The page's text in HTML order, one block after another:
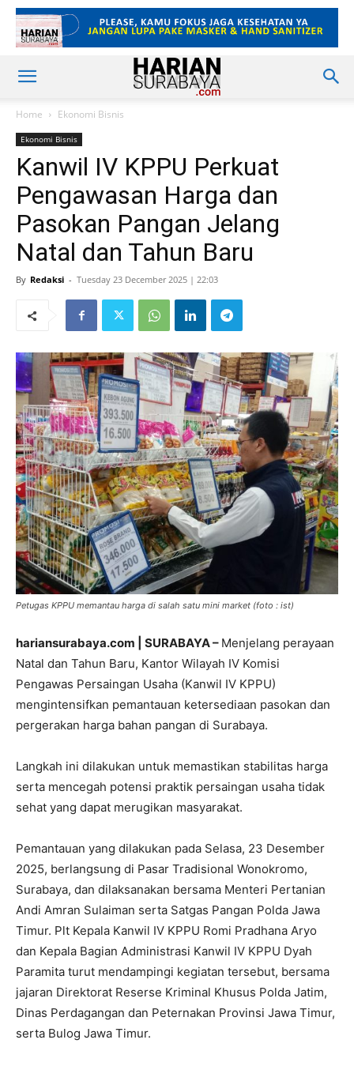
Home Ekonomi Bisnis
Ekonomi Bisnis
Kanwil IV KPPU Perkuat
Pengawasan Harga dan
Pasokan Pangan Jelang
Natal dan Tahun Baru
By Redaksi - Tuesday 23 December 2025 | 22:03
Petugas KPPU memantau harga di salah satu mini market (foto : ist)
hariansurabaya.com | SURABAYA – Menjelang perayaan
Natal dan Tahun Baru, Kantor Wilayah IV Komisi
Pengawas Persaingan Usaha (Kanwil IV KPPU)
mengintensifkan pemantauan ketersediaan pasokan dan
pergerakan harga bahan pangan di Surabaya.
Langkah ini dilakukan untuk memastikan stabilitas harga
serta mencegah potensi praktik persaingan usaha tidak
sehat yang dapat merugikan masyarakat.
Pemantauan yang dilakukan pada Selasa, 23 Desember
2025, berlangsung di Pasar Tradisional Wonokromo,
Surabaya, dan dilaksanakan bersama Menteri Pertanian
Andi Amran Sulaiman serta Satgas Pangan Polda Jawa
Timur. Plt Kepala Kanwil IV KPPU Romi Pradhana Aryo
dan Kepala Bagian Administrasi Kanwil IV KPPU Dyah
Paramita turut mendampingi kegiatan tersebut, bersama
jajaran Direktorat Reserse Kriminal Khusus Polda Jatim,
Dinas Perdagangan dan Peternakan Provinsi Jawa Timur,
serta Bulog Jawa Timur.